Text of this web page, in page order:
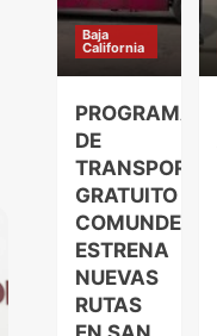
Baja
California
PROGRAMA
DE
TRANSPORTE
GRATUITO
COMUNDER
ESTRENA
NUEVAS
RUTAS